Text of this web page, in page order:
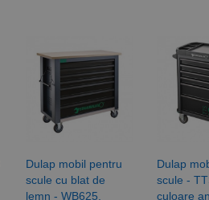
Dulap mobil pentru
scule cu blat de
lemn - WB625,
Dulap
scule -
culoare